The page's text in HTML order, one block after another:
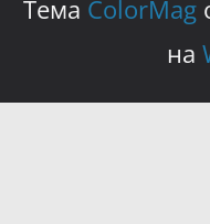
Тема ColorMag
на